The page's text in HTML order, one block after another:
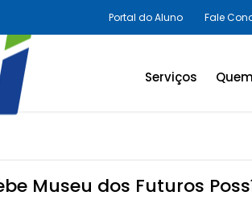
Portal do Aluno Fale
Serviços
Programas
Avaliações
Museu dos Futuros